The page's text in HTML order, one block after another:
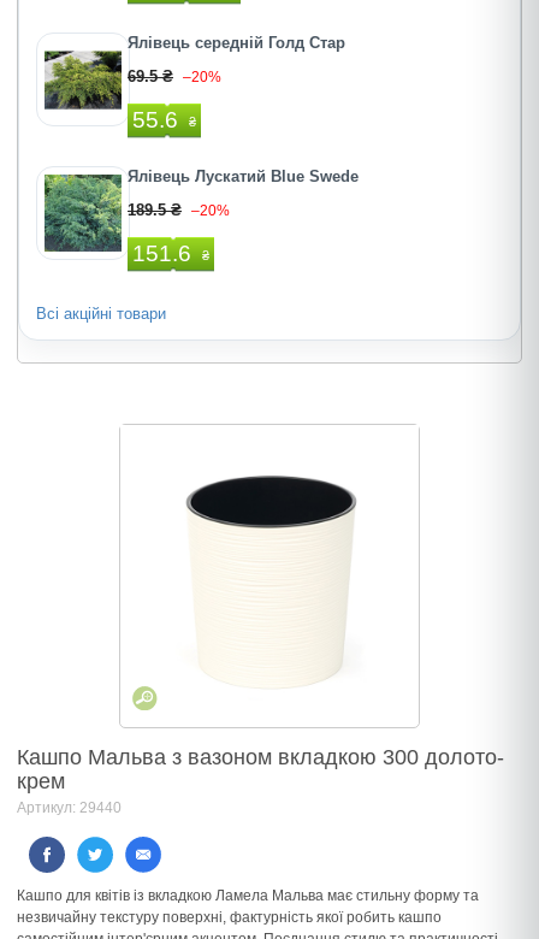
Ялівець середній Голд Стар
69.5 ₴ –20%
55.6 ₴
Ялівець Лускатий Blue Swede
189.5 ₴ –20%
151.6 ₴
Всі акційні товари
Кашпо Мальва з вазоном вкладкою 300 долото-
крем
Артикул: 29440
Кашпо для квітів із вкладкою Ламела Мальва має стильну форму та
незвичайну текстуру поверхні, фактурність якої робить кашпо